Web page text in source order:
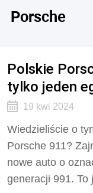
Porsche
Polskie
tylko jeden
19 kwi 2024
Wiedzieliście o
Porsche 911?
nowe auto o
generacji 991. To